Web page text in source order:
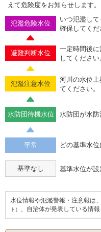
えて危険度をお知らせします。
氾濫危険水位
いつ氾濫し
確保してくだ
避難判断水位
一定時間後に
してください
氾濫注意水位
河川の水位
てください。
水防団待機水位 水防団が水防
平常 どの基準水位
基準なし 基準水位が設
水位情報や氾濫警報・注意報は、
ト） 、自治体が発表している情報